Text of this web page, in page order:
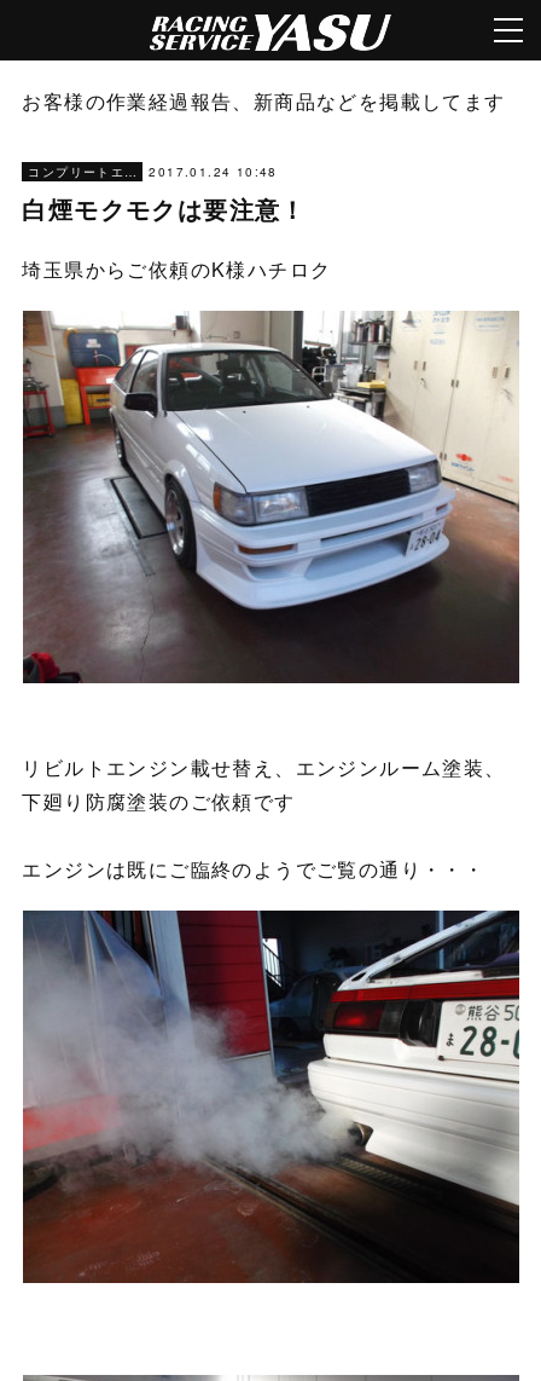
お客様の作業経過報告、新商品などを掲載してます
コンプリートエンジン 2017.01.24 10:48
白煙モクモクは要注意！
埼玉県からご依頼のK様ハチロク
リビルトエンジン載せ替え、エンジンルーム塗装、
下廻り防腐塗装のご依頼です
エンジンは既にご臨終のようでご覧の通り・・・